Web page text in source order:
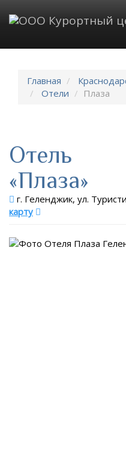
Главная
Отели
Плаза
Отель
«Плаза»
г. Геленджик, ул.
карту